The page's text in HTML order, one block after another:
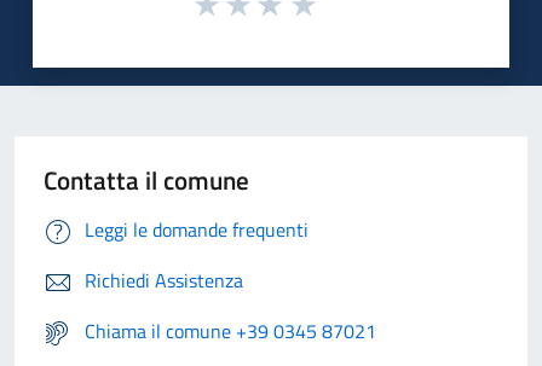
Contatta il comune
Leggi le domande frequenti
Richiedi Assistenza
Chiama il comune +39 0345 87021